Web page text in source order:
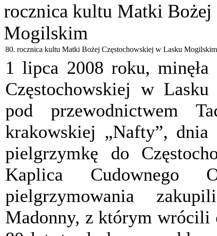
rocznica kultu Matki
Mogilskim
80. rocznica kultu Matki Bożej Częstochowskiej w Lasku Mogilskim
1 lipca 2008 roku,
Częstochowskiej w
pod przewodnictwem
krakowskiej „Nafty”,
pielgrzymkę do
Kaplica Cudownego
pielgrzymowania
Madonny, z którym wrócili